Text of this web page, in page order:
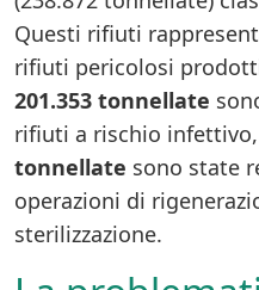
Questi rifiuti
rifiuti pericolosi
201.353 tonnellate
rifiuti a rischio
tonnellate sono state
operazioni di
sterilizzazione.